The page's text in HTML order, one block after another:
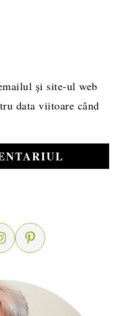
și site-ul web
data viitoare când